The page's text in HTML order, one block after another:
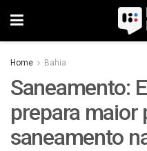
Home Bahia
Saneamento:
prepara maior
saneamento